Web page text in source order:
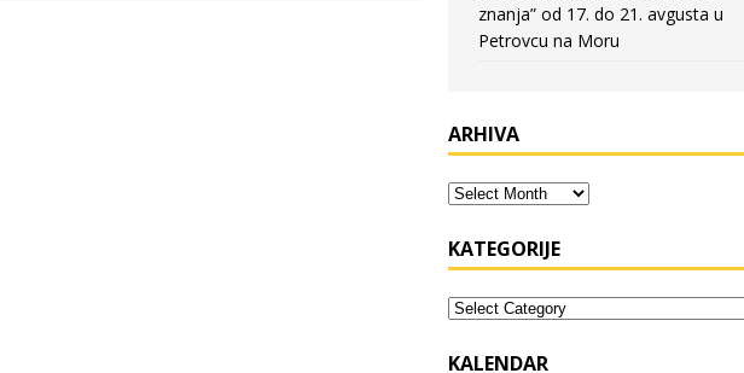
znanja” od 17. do 21. avgusta u
Petrovcu na Moru
ARHIVA
KATEGORIJE
KALENDAR